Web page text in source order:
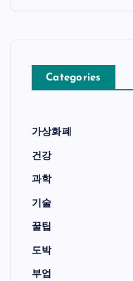
Categories
가상화폐
건강
과학
기술
꿀팁
도박
부업